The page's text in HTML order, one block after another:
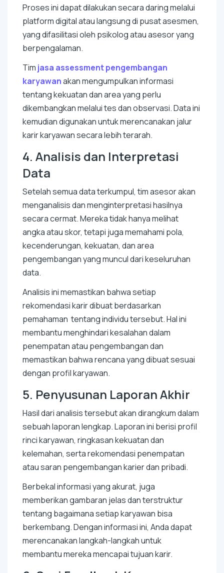
Proses ini dapat dilakukan secara daring melalui
platform digital atau langsung di pusat asesmen,
yang difasilitasi oleh psikolog atau asesor yang
berpengalaman.
Tim jasa assessment pengembangan
karyawanakan mengumpulkan informasi
tentang kekuatan dan area yang perlu
dikembangkan melalui tes dan observasi. Data ini
kemudian digunakan untuk merencanakan jalur
karir karyawan secara lebih terarah.
4. Analisis dan Interpretasi
Data
Setelah semua data terkumpul, tim asesor akan
menganalisis dan menginterpretasi hasilnya
secara cermat. Mereka tidak hanya melihat
angka atau skor, tetapi juga memahami pola,
kecenderungan, kekuatan, dan area
pengembangan yang muncul dari keseluruhan
data.
Analisis ini memastikan bahwa setiap
rekomendasi karir dibuat berdasarkan
pemahaman tentang individu tersebut. Hal ini
membantu menghindari kesalahan dalam
penempatan atau pengembangan dan
memastikan bahwa rencana yang dibuat sesuai
dengan profil karyawan.
5. Penyusunan Laporan Akhir
Hasil dari analisis tersebut akan dirangkum dalam
sebuah laporan lengkap. Laporan ini berisi profil
rinci karyawan, ringkasan kekuatan dan
kelemahan, serta rekomendasi penempatan
atau saran pengembangan karier dan pribadi.
Berbekal informasi yang akurat, juga
memberikan gambaran jelas dan terstruktur
tentang bagaimana setiap karyawan bisa
berkembang. Dengan informasi ini, Anda dapat
merencanakan langkah-langkah untuk
membantu mereka mencapai tujuan karir.